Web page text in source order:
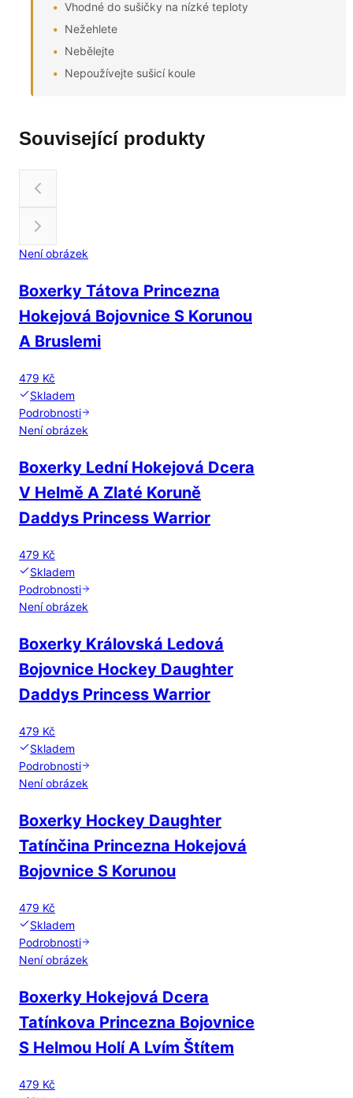
Vhodné do sušičky na nízké teploty
Nežehlete
Nebělejte
Nepoužívejte sušicí koule
Související produkty
Není obrázek
Boxerky Tátova Princezna
Hokejová Bojovnice S Korunou
A Bruslemi
479 Kč
Skladem
Podrobnosti
Není obrázek
Boxerky Lední Hokejová Dcera
V Helmě A Zlaté Koruně
Daddys Princess Warrior
479 Kč
Skladem
Podrobnosti
Není obrázek
Boxerky Královská Ledová
Bojovnice Hockey Daughter
Daddys Princess Warrior
479 Kč
Skladem
Podrobnosti
Není obrázek
Boxerky Hockey Daughter
Tatínčina Princezna Hokejová
Bojovnice S Korunou
479 Kč
Skladem
Podrobnosti
Není obrázek
Boxerky Hokejová Dcera
Tatínkova Princezna Bojovnice
S Helmou Holí A Lvím Štítem
479 Kč